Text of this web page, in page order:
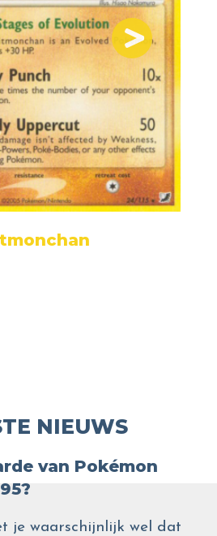
NIEUWS
van Pokémon
je waarschijnlijk wel dat